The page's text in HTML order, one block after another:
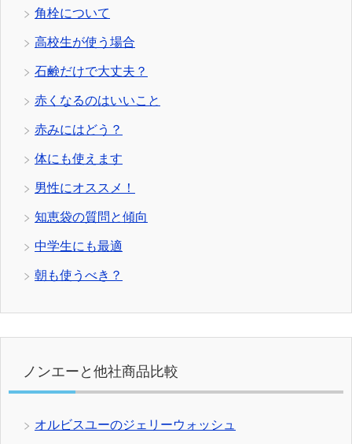
角栓について
高校生が使う場合
石鹸だけで大丈夫？
赤くなるのはいいこと
赤みにはどう？
体にも使えます
男性にオススメ！
知恵袋の質問と傾向
中学生にも最適
朝も使うべき？
ノンエーと他社商品比較
オルビスユーのジェリーウォッシュ